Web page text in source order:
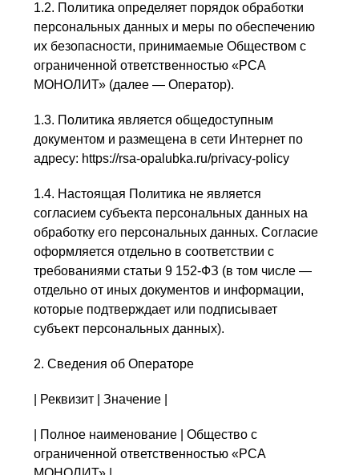
1.2. Политика определяет порядок обработки
персональных данных и меры по обеспечению
их безопасности, принимаемые Обществом с
ограниченной ответственностью «РСА
МОНОЛИТ» (далее — Оператор).
1.3. Политика является общедоступным
документом и размещена в сети Интернет по
адресу: https://rsa-opalubka.ru/privacy-policy
1.4. Настоящая Политика не является
согласием субъекта персональных данных на
обработку его персональных данных. Согласие
оформляется отдельно в соответствии с
требованиями статьи 9 152-ФЗ (в том числе —
отдельно от иных документов и информации,
которые подтверждает или подписывает
субъект персональных данных).
2. Сведения об Операторе
| Реквизит | Значение |
| Полное наименование | Общество с
ограниченной ответственностью «РСА